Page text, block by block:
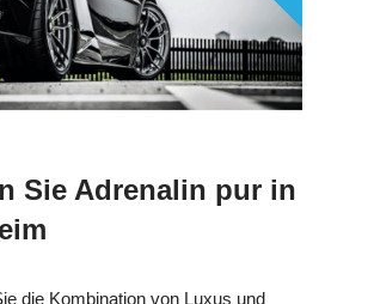
Sie Adrenalin pur in
die Kombination von Luxus und